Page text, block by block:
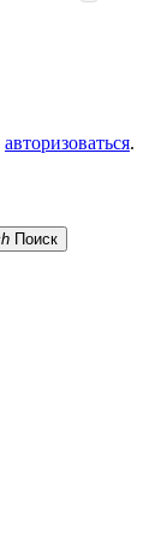
авторизоваться.
Поиск